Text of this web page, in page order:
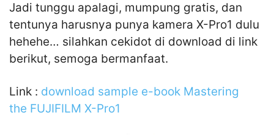
Jadi tunggu apalagi, mumpung gratis, dan
tentunya harusnya punya kamera X-Pro1 dulu
hehehe… silahkan cekidot di download di link
berikut, semoga bermanfaat.
Link : download sample e-book Mastering
the FUJIFILM X-Pro1